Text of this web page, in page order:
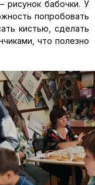
рисунок бабочки. У
попробовать
кистью, сделать
что полезно